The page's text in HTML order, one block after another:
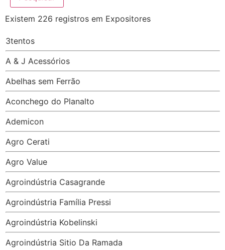
Existem 226 registros em Expositores
3tentos
A & J Acessórios
Abelhas sem Ferrão
Aconchego do Planalto
Ademicon
Agro Cerati
Agro Value
Agroindústria Casagrande
Agroindústria Família Pressi
Agroindústria Kobelinski
Agroindústria Sitio Da Ramada